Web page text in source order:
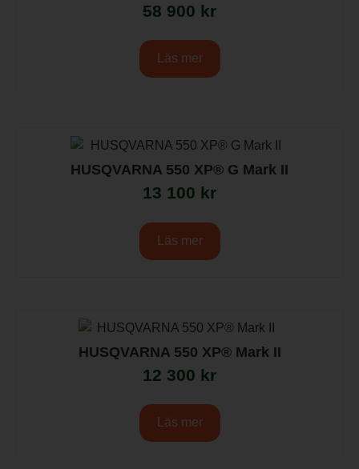
58 900 kr
Läs mer
HUSQVARNA 550 XP® G Mark II
13 100 kr
Läs mer
HUSQVARNA 550 XP® Mark II
12 300 kr
Läs mer